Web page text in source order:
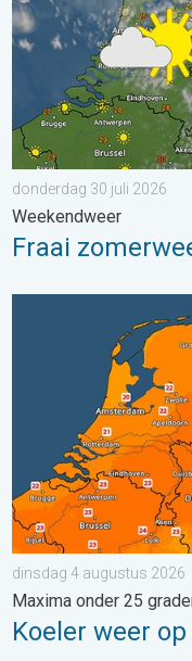
donderdag 30 juli 2026
Weekendweer
Fraai
Koeler weer op
dinsdag 4 augustus 2026
Maxima onder 25
Koeler weer